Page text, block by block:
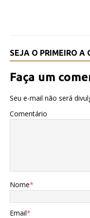
SEJA O PRIMEIRO A
Faça um
Seu e-mail não será
Comentário
Nome*
Email*